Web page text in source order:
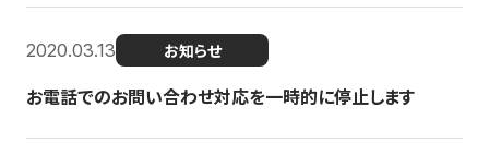
2020.03.13 お知らせ
お電話でのお問い合わせ対応を一時的に停止します